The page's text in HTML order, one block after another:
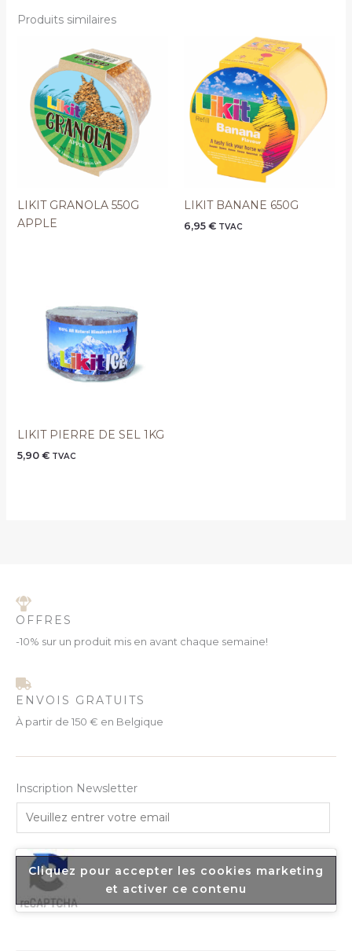
Produits similaires
LIKIT GRANOLA 550G
APPLE
LIKIT BANANE 650G
6,95 € TVAC
LIKIT PIERRE DE SEL 1KG
5,90 € TVAC
OFFRES
-10% sur un produit mis en avant chaque semaine!
ENVOIS GRATUITS
À partir de 150 € en Belgique
Inscription Newsletter
a
*
Cliquez pour accepter les cookies marketing
et activer ce contenu